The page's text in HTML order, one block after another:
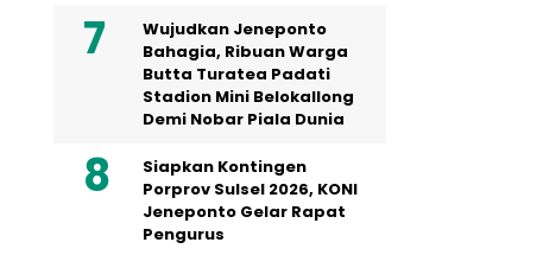
Wujudkan Jeneponto
Bahagia, Ribuan Warga
Butta Turatea Padati
Stadion Mini Belokallong
Demi Nobar Piala Dunia
Siapkan Kontingen
Porprov Sulsel 2026, KONI
Jeneponto Gelar Rapat
Pengurus